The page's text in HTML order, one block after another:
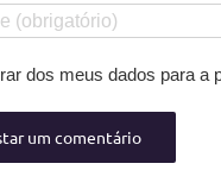
dos meus dados para a